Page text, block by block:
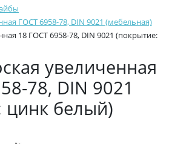
ГОСТ 6958-78, DIN 9021 (мебельная)
18 ГОСТ 6958-78, DIN 9021 (покрытие:
увеличенная
78, DIN 9021
цинк белый)